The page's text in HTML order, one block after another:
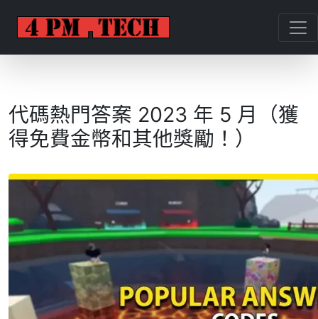
代碼熱門答案 2023 年 5 月（獲
得免費金幣和其他獎勵！）